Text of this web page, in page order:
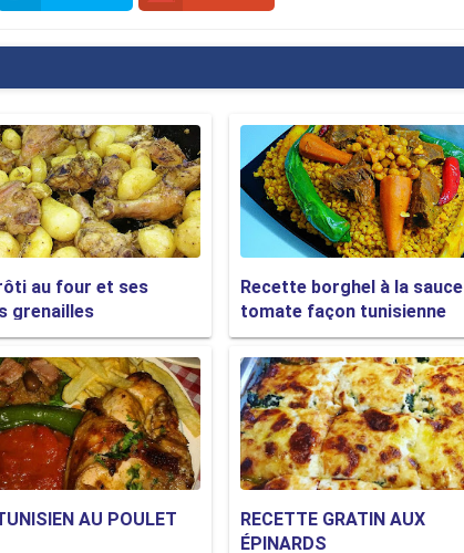
Recette borghel à la sauce
tomate façon tunisienne
au four et ses
grenailles
RECETTE GRATIN AUX
ÉPINARDS
AU POULET